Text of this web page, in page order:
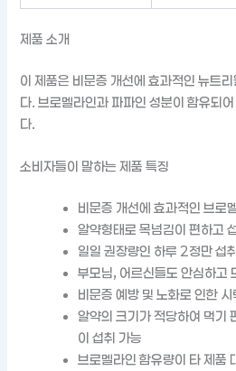
제품 소개
이 제품은 비문증 개선에 효과적인 뉴트
다. 브로멜라인과 파파인 성분이 함유되
다.
소비자들이 말하는 제품 특징
비문증 개선에 효과적인 브로
알약형태로 목넘김이 편하고
일일 권장량인 하루 2정만 섭
부모님, 어르신들도 안심하고
비문증 예방 및 노화로 인한
알약의 크기가 적당하여 먹기
이 섭취 가능
브로멜라인 함유량이 타 제품